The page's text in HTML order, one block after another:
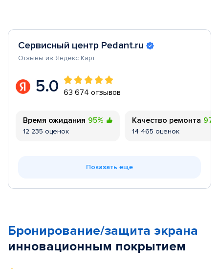
Сервисный центр Pedant.ru
Отзывы из Яндекс Карт
5.0 63 674 отзывов
Время ожидания 95%
12 235 оценок
Качество ремонта 97%
14 465 оценок
Показать еще
Бронирование/защита экрана
инновационным покрытием